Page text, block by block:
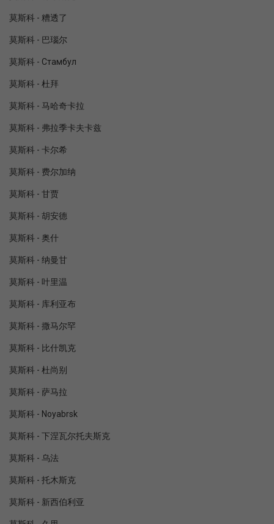
莫斯科 - 糟透了
莫斯科 - 巴瑙尔
莫斯科 - Стамбул
莫斯科 - 杜拜
莫斯科 - 马哈奇卡拉
莫斯科 - 弗拉季卡夫卡兹
莫斯科 - 卡尔希
莫斯科 - 费尔加纳
莫斯科 - 甘贾
莫斯科 - 胡安德
莫斯科 - 奥什
莫斯科 - 纳曼甘
莫斯科 - 叶里温
莫斯科 - 库利亚布
莫斯科 - 撒马尔罕
莫斯科 - 比什凯克
莫斯科 - 杜尚别
莫斯科 - 萨马拉
莫斯科 - Noyabrsk
莫斯科 - 下涅瓦尔托夫斯克
莫斯科 - 乌法
莫斯科 - 托木斯克
莫斯科 - 新西伯利亚